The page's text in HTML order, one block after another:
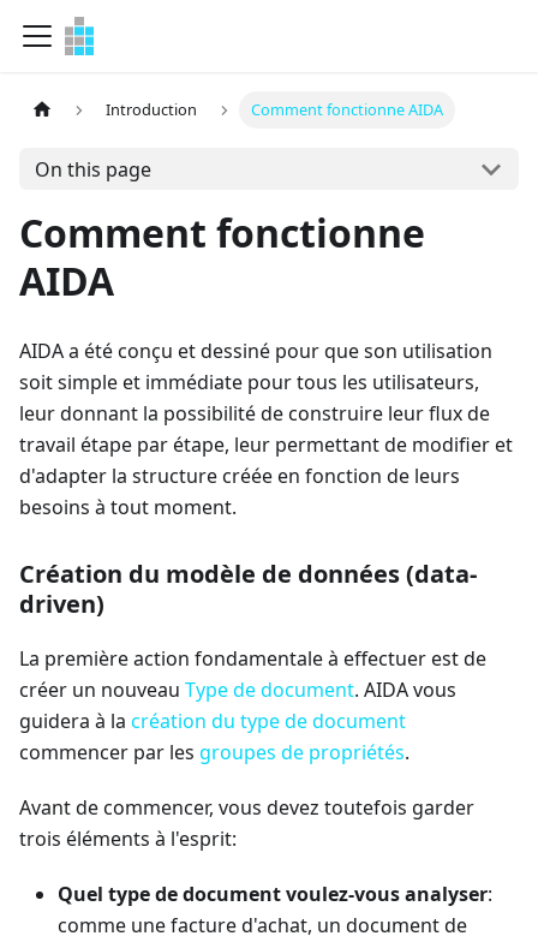
Introduction Comment fonctionne AIDA
On this page
Comment fonctionne
AIDA
AIDA a été conçu et dessiné pour que son utilisation
soit simple et immédiate pour tous les utilisateurs,
leur donnant la possibilité de construire leur flux de
travail étape par étape, leur permettant de modifier et
d'adapter la structure créée en fonction de leurs
besoins à tout moment.
Création du modèle de données (data-
driven)
La première action fondamentale à effectuer est de
créer un nouveau Type de document. AIDA vous
guidera à la création du type de document
commencer par les groupes de propriétés.
Avant de commencer, vous devez toutefois garder
trois éléments à l'esprit:
Quel type de document voulez-vous analyser:
comme une facture d'achat, un document de